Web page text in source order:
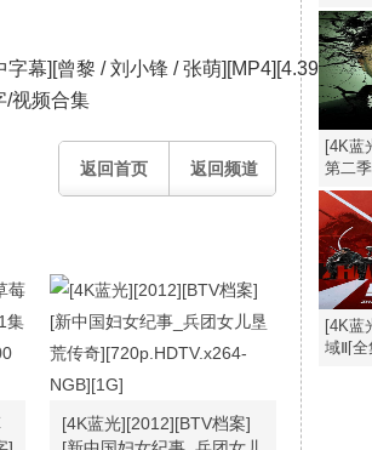
幕][曾黎 / 刘小锋 / 张萌][MP4][4.39G]
/视频合集
返回首页 返回频道
[4K蓝光][2012][BTV档案]
源
[4K蓝
第二
幕
[4K蓝
域Ⅱ[